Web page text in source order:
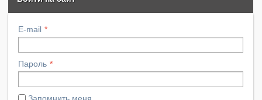
E-mail
Пароль